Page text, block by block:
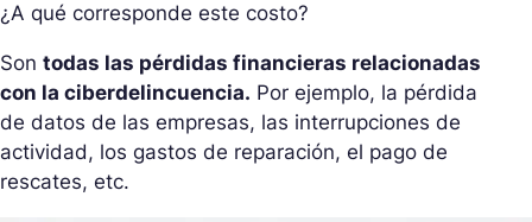
¿A qué corresponde este costo?
Son todas las pérdidas financieras relacionadas
con la ciberdelincuencia. Por ejemplo, la pérdida
de datos de las empresas, las interrupciones de
actividad, los gastos de reparación, el pago de
rescates, etc.